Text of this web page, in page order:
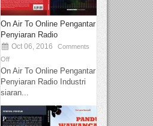
On Air To Online Pengantar
Penyiaran Radio
Oct 06, 2016
Comments
Off
On Air To Online Pengantar
Penyiaran Radio Industri
siaran...